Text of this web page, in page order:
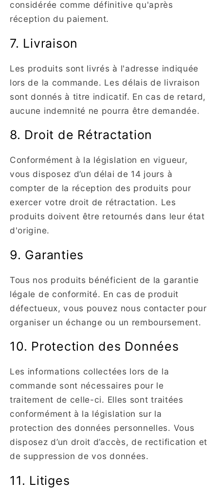
considérée comme définitive qu'après
réception du paiement.
7. Livraison
Les produits sont livrés à l'adresse indiquée
lors de la commande. Les délais de livraison
sont donnés à titre indicatif. En cas de retard,
aucune indemnité ne pourra être demandée.
8. Droit de Rétractation
Conformément à la législation en vigueur,
vous disposez d’un délai de 14 jours à
compter de la réception des produits pour
exercer votre droit de rétractation. Les
produits doivent être retournés dans leur état
d'origine.
9. Garanties
Tous nos produits bénéficient de la garantie
légale de conformité. En cas de produit
défectueux, vous pouvez nous contacter pour
organiser un échange ou un remboursement.
10. Protection des Données
Les informations collectées lors de la
commande sont nécessaires pour le
traitement de celle-ci. Elles sont traitées
conformément à la législation sur la
protection des données personnelles. Vous
disposez d’un droit d’accès, de rectification et
de suppression de vos données.
11. Litiges